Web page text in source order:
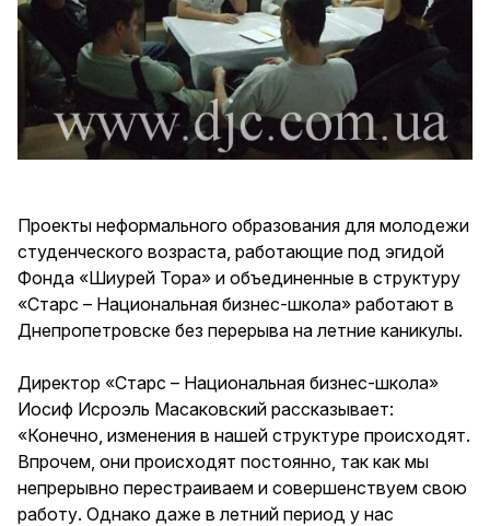
Проекты неформального образования для молодежи
студенческого возраста, работающие под эгидой
Фонда «Шиурей Тора» и объединенные в структуру
«Старс – Национальная бизнес-школа» работают в
Днепропетровске без перерыва на летние каникулы.
Директор «Старс – Национальная бизнес-школа»
Иосиф Исроэль Масаковский рассказывает:
«Конечно, изменения в нашей структуре происходят.
Впрочем, они происходят постоянно, так как мы
непрерывно перестраиваем и совершенствуем свою
работу. Однако даже в летний период у нас